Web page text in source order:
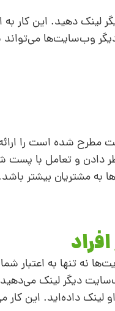
دهید. این کار به
وب‌سایت‌ها
مطرح شده است را
دادن و تعامل با
به مشتریان بیشتر
نه تنها به اعتبار
دیگر لینک
لینک داده‌اید. این